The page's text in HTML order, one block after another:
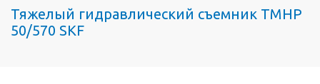
Тяжелый гидравлический съемник TMHP
50/570 SKF